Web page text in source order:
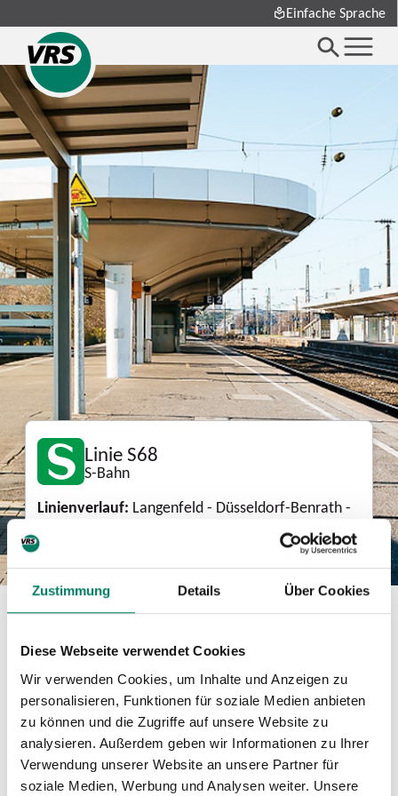
Zustimmung Details Über Cookies
Diese Webseite verwendet Cookies
Wir verwenden Cookies, um Inhalte und Anzeigen zu
personalisieren, Funktionen für soziale Medien anbieten
zu können und die Zugriffe auf unsere Website zu
analysieren. Außerdem geben wir Informationen zu Ihrer
Verwendung unserer Website an unsere Partner für
soziale Medien, Werbung und Analysen weiter. Unsere
Einfache Sprache
Linie S68
S-Bahn
Linienverlauf: Langenfeld - Düsseldorf-Benrath -
04.09.2026, 21:00 - 04.12.2026, 21:00,
Teilausfall Düsseldorf Hbf - Langenfeld / Köln-
Mülheim sowie Haltausfall Düsseldorf-
Benrath und Köln-Mülheim
21.08.2026, 21:00 - 04.09.2026, 21:00,
Brücken, Gleis- & Weichenarbeiten zwischen